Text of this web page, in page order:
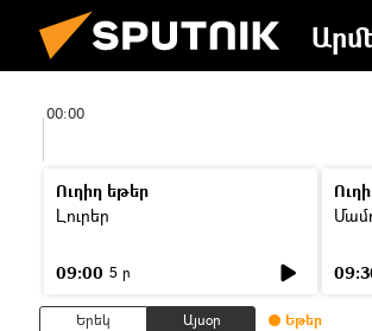
00:00
Ուղիղ եթեր
Լուրեր
09:00 5 ր
Երեկ Այսօր Եթեր